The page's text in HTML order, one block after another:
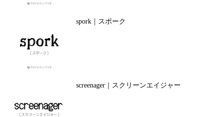
spork｜スポーク
screenager｜スクリーンエイジャー